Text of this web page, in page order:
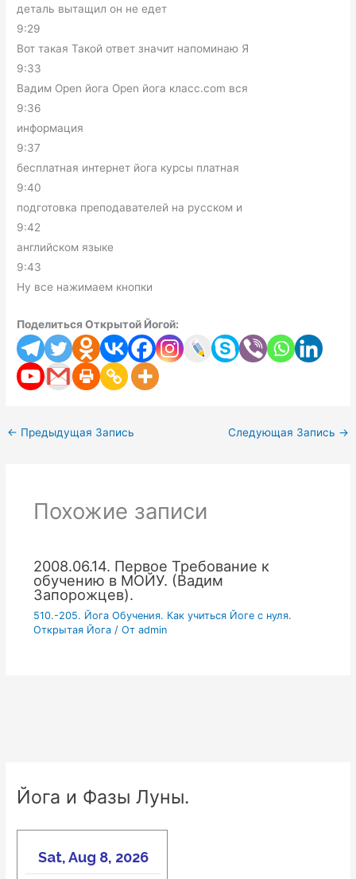
деталь вытащил он не едет
9:29
Вот такая Такой ответ значит напоминаю Я
9:33
Вадим Open йога Open йога класс.com вся
9:36
информация
9:37
бесплатная интернет йога курсы платная
9:40
подготовка преподавателей на русском и
9:42
английском языке
9:43
Ну все нажимаем кнопки
Поделиться Открытой Йогой:
← Предыдущая Запись Следующая Запись →
Похожие записи
2008.06.14. Первое Требование к
обучению в МОЙУ. (Вадим
Запорожцев).
510.-205. Йога Обучения. Как учиться Йоге с нуля.
Открытая Йога/ От admin
Йога и Фазы Луны.